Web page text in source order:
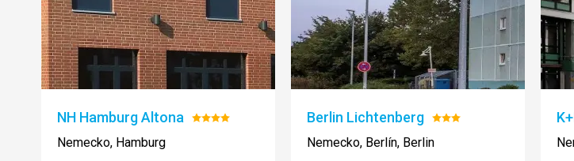
NH Hamburg Altona Hodnotenie:
Nemecko, Hamburg
Berlin Lichtenberg Hodnotenie:
3/5
Nemecko, Berlín, Berlin